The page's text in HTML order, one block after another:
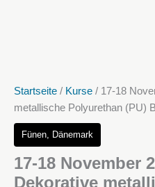
Startseite / Kurse / 17-18
metallische Polyurethan (PU)
Fünen, Dänemark
17-18 November
Dekorative